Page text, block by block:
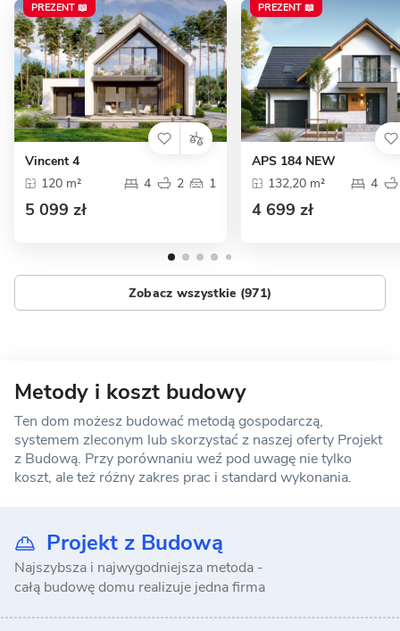
PREZENT 📖
Vincent 4
120 m²
4 2 1
5 099 zł
PREZENT 📖
APS 184 NEW
132,20 m²
4
4 699 zł
Zobacz wszystkie (971)
Metody i koszt budowy
Ten dom możesz budować metodą gospodarczą,
systemem zleconym lub skorzystać z naszej oferty Projekt
z Budową. Przy porównaniu weź pod uwagę nie tylko
koszt, ale też różny zakres prac i standard wykonania.
Projekt z Budową
Najszybsza i najwygodniejsza metoda -
całą budowę domu realizuje jedna firma